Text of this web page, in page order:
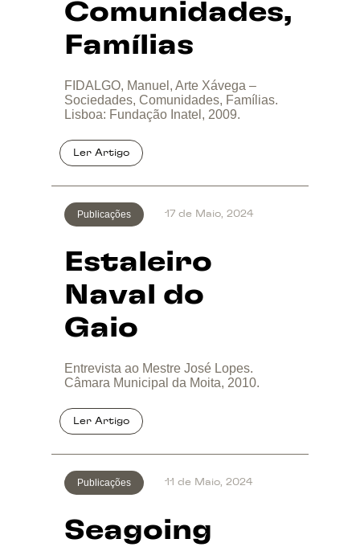
Comunidades,
Famílias
FIDALGO, Manuel, Arte Xávega –
Sociedades, Comunidades, Famílias.
Lisboa: Fundação Inatel, 2009.
Publicações
Estaleiro
Naval do
Gaio
17 de Maio, 2024
Entrevista ao Mestre José Lopes.
Câmara Municipal da Moita, 2010.
Publicações
Seagoing
11 de Maio, 2024